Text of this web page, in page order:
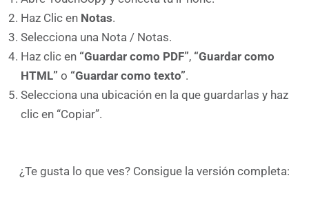
Haz Clic en Notas.
Selecciona una Nota / Notas.
Haz clic en “Guardar como PDF”, “Guardar como
HTML” o “Guardar como texto”.
Selecciona una ubicación en la que guardarlas y haz
clic en “Copiar”.
¿Te gusta lo que ves? Consigue la versión completa: